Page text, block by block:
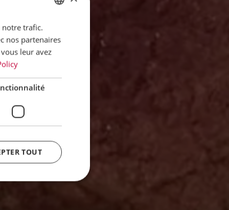
ENGLISH
DUTCH
notre trafic.
nos partenaires
leur avez
TOUT